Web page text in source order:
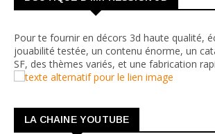
Pour te fournir en décors 3d haute qualité,
jouabilité testée, un contenu énorme, un
SF, des thèmes variés, et une fabrication
LA CHAINE YOUTUBE